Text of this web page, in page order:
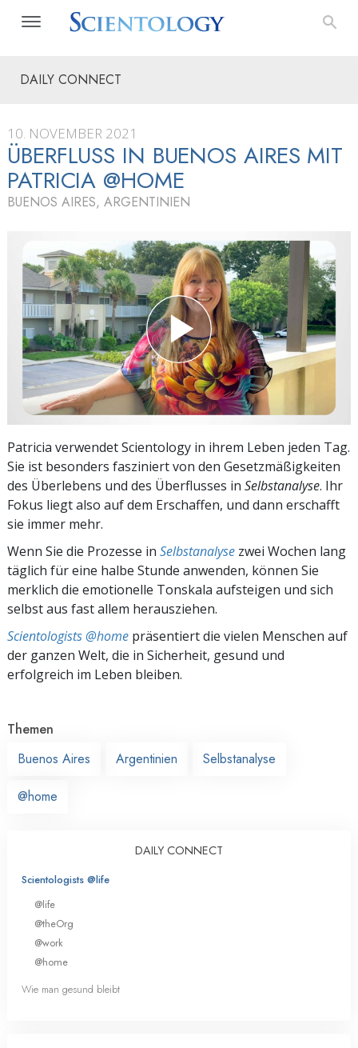
DAILY CONNECT
10. NOVEMBER 2021
ÜBERFLUSS IN BUENOS AIRES MIT
PATRICIA @HOME
BUENOS AIRES, ARGENTINIEN
Patricia verwendet Scientology in ihrem Leben jeden Tag.
Sie ist besonders fasziniert von den Gesetzmäßigkeiten
des Überlebens und des Überflusses in Selbstanalyse. Ihr
Fokus liegt also auf dem Erschaffen, und dann erschafft
sie immer mehr.
Wenn Sie die Prozesse in Selbstanalyse zwei Wochen lang
täglich für eine halbe Stunde anwenden, können Sie
merklich die emotionelle Tonskala aufsteigen und sich
selbst aus fast allem herausziehen.
Scientologists @home präsentiert die vielen Menschen auf
der ganzen Welt, die in Sicherheit, gesund und
erfolgreich im Leben bleiben.
Themen
Buenos Aires
Argentinien Selbstanalyse
@home
DAILY CONNECT
Scientologists @life
@life
@theOrg
@work
@home
Wie man gesund bleibt